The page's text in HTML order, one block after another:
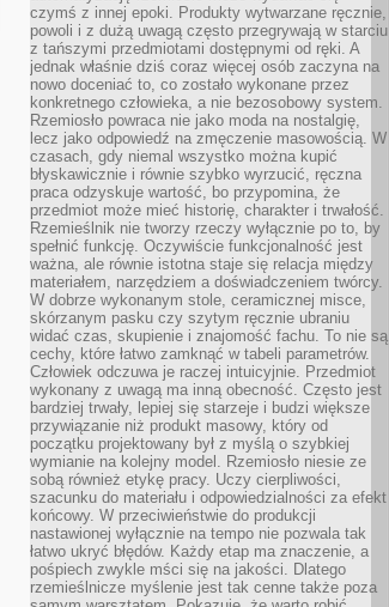
czymś z innej epoki. Produkty wytwarzane ręcznie,
powoli i z dużą uwagą często przegrywają w starciu
z tańszymi przedmiotami dostępnymi od ręki. A
jednak właśnie dziś coraz więcej osób zaczyna na
nowo doceniać to, co zostało wykonane przez
konkretnego człowieka, a nie bezosobowy system.
Rzemiosło powraca nie jako moda na nostalgię,
lecz jako odpowiedź na zmęczenie masowością. W
czasach, gdy niemal wszystko można kupić
błyskawicznie i równie szybko wyrzucić, ręczna
praca odzyskuje wartość, bo przypomina, że
przedmiot może mieć historię, charakter i trwałość.
Rzemieślnik nie tworzy rzeczy wyłącznie po to, by
spełnić funkcję. Oczywiście funkcjonalność jest
ważna, ale równie istotna staje się relacja między
materiałem, narzędziem a doświadczeniem twórcy.
W dobrze wykonanym stole, ceramicznej misce,
skórzanym pasku czy szytym ręcznie ubraniu
widać czas, skupienie i znajomość fachu. To nie są
cechy, które łatwo zamknąć w tabeli parametrów.
Człowiek odczuwa je raczej intuicyjnie. Przedmiot
wykonany z uwagą ma inną obecność. Często jest
bardziej trwały, lepiej się starzeje i budzi większe
przywiązanie niż produkt masowy, który od
początku projektowany był z myślą o szybkiej
wymianie na kolejny model. Rzemiosło niesie ze
sobą również etykę pracy. Uczy cierpliwości,
szacunku do materiału i odpowiedzialności za efekt
końcowy. W przeciwieństwie do produkcji
nastawionej wyłącznie na tempo nie pozwala tak
łatwo ukryć błędów. Każdy etap ma znaczenie, a
pośpiech zwykle mści się na jakości. Dlatego
rzemieślnicze myślenie jest tak cenne także poza